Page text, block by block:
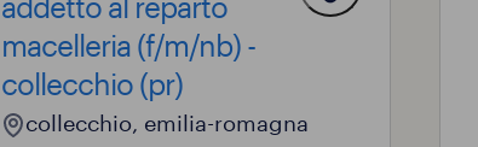
macelleria (f/m/nb) -
collecchio (pr)
collecchio, emilia-romagna